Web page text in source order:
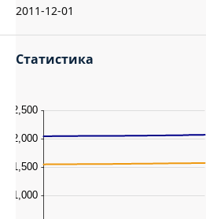
2011-12-01
Статистика